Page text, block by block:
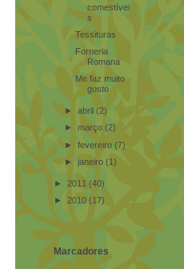
comestívei
s
Tessituras
Forneria
Romana
Me faz muito
gosto
►abril(2)
► março(2)
►fevereiro(7)
►janeiro(1)
► 2011(40)
► 2010 (17)
Marcadores